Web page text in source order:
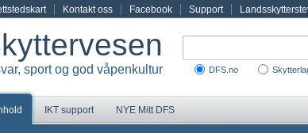
Kontakt oss Facebook Support
sport og god våpenkultur DFS.no
IKT support NYE Mitt DFS